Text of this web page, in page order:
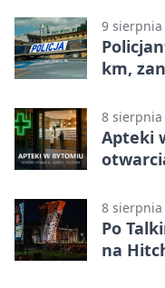
9 sierpnia
km,
8 sierpnia
Apteki
8 sierpnia
Po
na